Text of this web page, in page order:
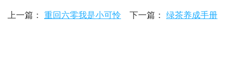
上一篇： 重回六零我是小可怜 下一篇： 绿茶养成手册